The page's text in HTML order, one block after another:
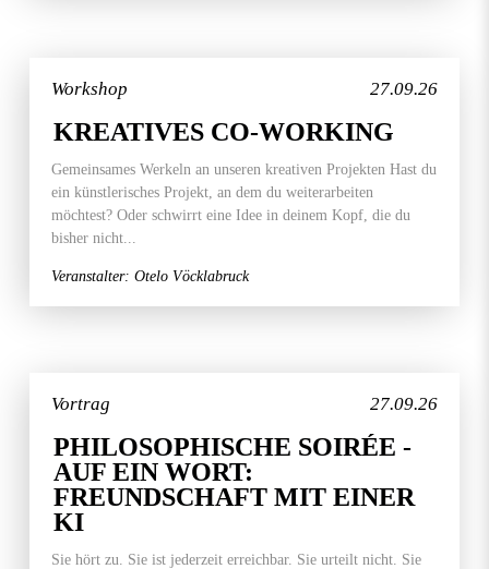
27.09.26
Workshop
KREATIVES CO-WORKING
Gemeinsames Werkeln an unseren kreativen Projekten Hast du
ein künstlerisches Projekt, an dem du weiterarbeiten
möchtest? Oder schwirrt eine Idee in deinem Kopf, die du
bisher nicht...
Veranstalter: Otelo Vöcklabruck
27.09.26
Vortrag
PHILOSOPHISCHE SOIRÉE -
AUF EIN WORT:
FREUNDSCHAFT MIT EINER
KI
Sie hört zu. Sie ist jederzeit erreichbar. Sie urteilt nicht. Sie